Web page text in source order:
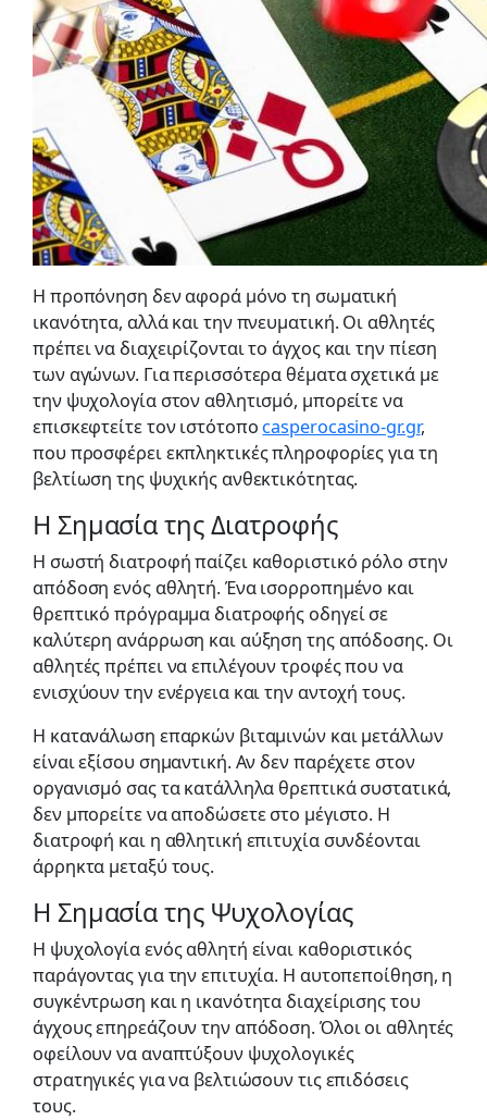
Η προπόνηση δεν αφορά μόνο τη σωματική
ικανότητα, αλλά και την πνευματική. Οι αθλητές
πρέπει να διαχειρίζονται το άγχος και την πίεση
των αγώνων. Για περισσότερα θέματα σχετικά με
την ψυχολογία στον αθλητισμό, μπορείτε να
επισκεφτείτε τον ιστότοπο casperocasino-gr.gr,
που προσφέρει εκπληκτικές πληροφορίες για τη
βελτίωση της ψυχικής ανθεκτικότητας.
Η Σημασία της Διατροφής
Η σωστή διατροφή παίζει καθοριστικό ρόλο στην
απόδοση ενός αθλητή. Ένα ισορροπημένο και
θρεπτικό πρόγραμμα διατροφής οδηγεί σε
καλύτερη ανάρρωση και αύξηση της απόδοσης. Οι
αθλητές πρέπει να επιλέγουν τροφές που να
ενισχύουν την ενέργεια και την αντοχή τους.
Η κατανάλωση επαρκών βιταμινών και μετάλλων
είναι εξίσου σημαντική. Αν δεν παρέχετε στον
οργανισμό σας τα κατάλληλα θρεπτικά συστατικά,
δεν μπορείτε να αποδώσετε στο μέγιστο. Η
διατροφή και η αθλητική επιτυχία συνδέονται
άρρηκτα μεταξύ τους.
Η Σημασία της Ψυχολογίας
Η ψυχολογία ενός αθλητή είναι καθοριστικός
παράγοντας για την επιτυχία. Η αυτοπεποίθηση, η
συγκέντρωση και η ικανότητα διαχείρισης του
άγχους επηρεάζουν την απόδοση. Όλοι οι αθλητές
οφείλουν να αναπτύξουν ψυχολογικές
στρατηγικές για να βελτιώσουν τις επιδόσεις
τους.